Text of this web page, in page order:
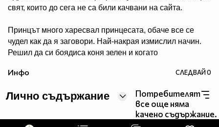
свят, които до сега не са били качвани на сайта.
Принцът много харесвал принцесата, обаче все се
чудел как да я заговори. Най-накрая измислил начин.
Решил да си боядиса коня зелен и когато
"Ау, принце, какъв Ви е зелен коня!", а пък той щял да
Речено-сторено. Боядисва си коня, отива пред замъка
с коня, а през това време принцесата се показва през
прозореца и възкликва:
Инфо СЛЕДВАЙ0
Лично съдържание
Потребителят
все още няма
качено съдържание.